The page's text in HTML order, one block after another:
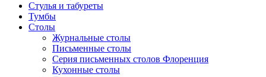
Стулья и табуреты
Тумбы
Столы
Журнальные столы
Письменные столы
Серия письменных столов Флоренция
Кухонные столы